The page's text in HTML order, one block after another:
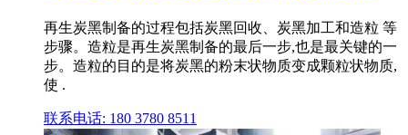
再生炭黑制备的过程包括炭黑回收、炭黑加工和造粒 等
步骤。造粒是再生炭黑制备的最后一步,也是最关键的一
步。造粒的目的是将炭黑的粉末状物质变成颗粒状物质,
使 .
联系电话: 180 3780 8511